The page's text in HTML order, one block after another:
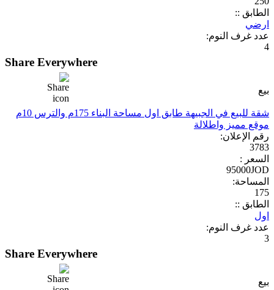
الطابق ::
ارضي
عدد غرف النوم:
4
Share Everywhere
بيع
شقة للبيع في الجبيهة طابق اول مساحة البناء 175م والترس 10م
موقع مميز واطلالة
رقم الإعلان:
3783
السعر :
95000JOD
المساحة:
175
الطابق ::
اول
عدد غرف النوم:
3
Share Everywhere
بيع